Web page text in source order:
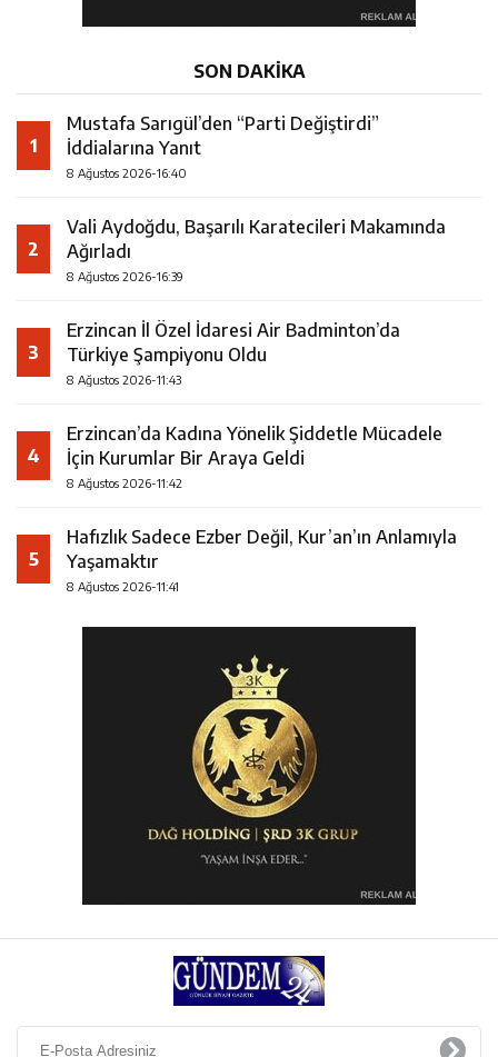
SON DAKİKA
1
Mustafa Sarıgül’den “Parti Değiştirdi”
İddialarına Yanıt
8 Ağustos 2026-16:40
2
Vali Aydoğdu, Başarılı Karatecileri Makamında
Ağırladı
8 Ağustos 2026-16:39
3
Erzincan İl Özel İdaresi Air Badminton’da
Türkiye Şampiyonu Oldu
8 Ağustos 2026-11:43
4
Erzincan’da Kadına Yönelik Şiddetle Mücadele
İçin Kurumlar Bir Araya Geldi
8 Ağustos 2026-11:42
5
Hafızlık Sadece Ezber Değil, Kur’an’ın Anlamıyla
Yaşamaktır
8 Ağustos 2026-11:41